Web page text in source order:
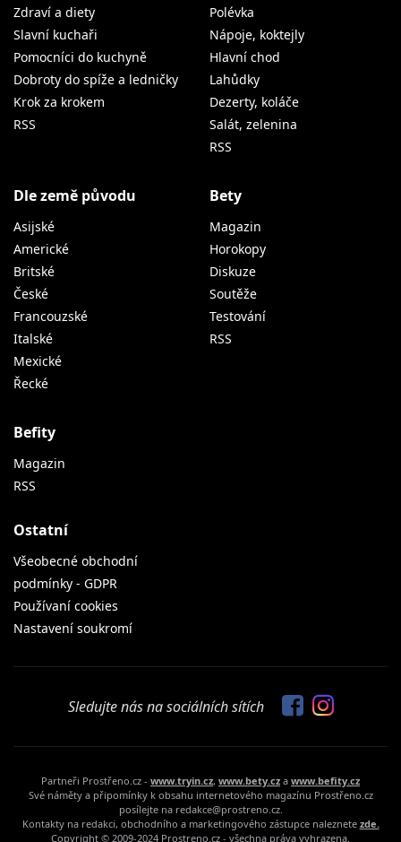
Zdraví a diety
Slavní kuchaři
Pomocníci do kuchyně
Dobroty do spíže a ledničky
Krok za krokem
RSS
Polévka
Nápoje, koktejly
Hlavní chod
Lahůdky
Dezerty, koláče
Salát, zelenina
RSS
Dle země původu
Asijské
Americké
Britské
České
Francouzské
Italské
Mexické
Řecké
Bety
Magazin
Horokopy
Diskuze
Soutěže
Testování
RSS
Befity
Magazin
RSS
Ostatní
Všeobecné obchodní
podmínky - GDPR
Používaní cookies
Nastavení soukromí
Sledujte nás na sociálních sítích
Partneři Prostřeno.cz - www.tryin.cz, www.bety.cz a www.befity.cz
Své náměty a připomínky k obsahu internetového magazínu Prostřeno.cz
posílejte na redakce@prostreno.cz.
Kontakty na redakci, obchodního a marketingového zástupce naleznete zde.
Copyright © 2009-2024 Prostreno.cz - všechna práva vyhrazena.